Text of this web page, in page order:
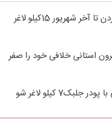
به راحتی آب خوردن تا آخر شهریور 15کیلو لاغر
استانی خلافی خود را صفر
جلبک7 کیلو لاغر شو